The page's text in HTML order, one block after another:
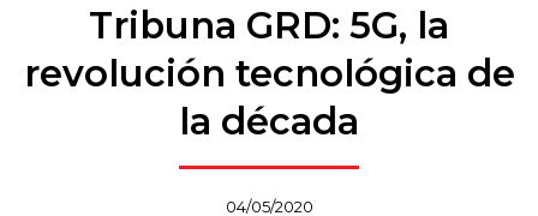
Tribuna GRD: 5G, la
revolución tecnológica de
la década
04/05/2020